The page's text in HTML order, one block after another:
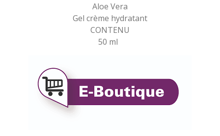
Aloe Vera
Gel crème hydratant
CONTENU
50 ml